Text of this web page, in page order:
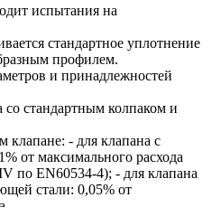
испытания на
стандартное уплотнение
профилем.
и принадлежностей
со стандартным колпаком и
клапане: - для клапана с
от максимального расхода
по EN60534-4); - для клапана
стали: 0,05% от